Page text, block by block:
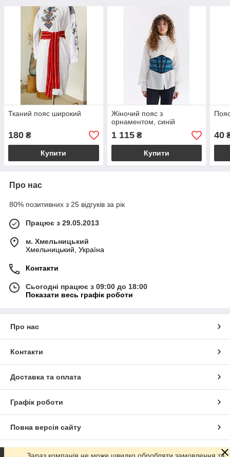
Тканий пояс широкий
180 ₴
Купити
Жіночий пояс з
орнаментом, синій
1 115₴
Купити
40
Про нас
80% позитивних з 25 відгуків за рік
Працює з 29.05.2013
м. Хмельницький
Хмельницький, Україна
Контакти
Сьогодні працює з 09:00 до 18:00
Показати весь графік роботи
Про нас
Контакти
Доставка та оплата
Графік роботи
Повна версія сайту
Сайт створено на маркетплейсіProm.ua